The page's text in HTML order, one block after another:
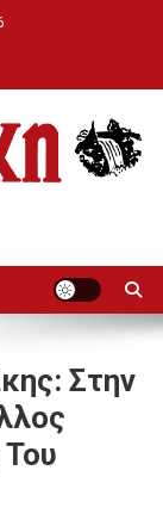
Στην